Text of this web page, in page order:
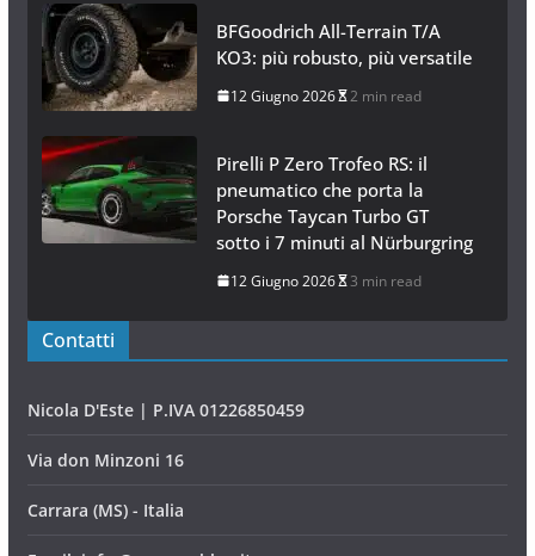
BFGoodrich All-Terrain T/A
KO3: più robusto, più versatile
12 Giugno 2026 2 min read
Pirelli P Zero Trofeo RS: il
pneumatico che porta la
Porsche Taycan Turbo GT
sotto i 7 minuti al Nürburgring
12 Giugno 2026 3 min read
Contatti
Nicola D'Este | P.IVA 01226850459
Via don Minzoni 16
Carrara (MS) - Italia